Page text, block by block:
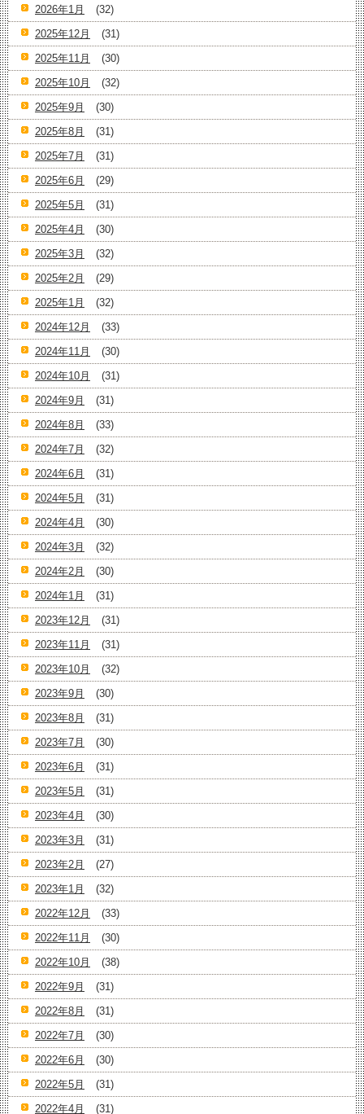
2026年1月
(32)
2025年12月
(31)
2025年11月
(30)
2025年10月
(32)
2025年9月
(30)
2025年8月
(31)
2025年7月
(31)
2025年6月
(29)
2025年5月
(31)
2025年4月
(30)
2025年3月
(32)
2025年2月
(29)
2025年1月
(32)
2024年12月
(33)
2024年11月
(30)
2024年10月
(31)
2024年9月
(31)
2024年8月
(33)
2024年7月
(32)
2024年6月
(31)
2024年5月
(31)
2024年4月
(30)
2024年3月
(32)
2024年2月
(30)
2024年1月
(31)
2023年12月
(31)
2023年11月
(31)
2023年10月
(32)
2023年9月
(30)
2023年8月
(31)
2023年7月
(30)
2023年6月
(31)
2023年5月
(31)
2023年4月
(30)
2023年3月
(31)
2023年2月
(27)
2023年1月
(32)
2022年12月
(33)
2022年11月
(30)
2022年10月
(38)
2022年9月
(31)
2022年8月
(31)
2022年7月
(30)
2022年6月
(30)
2022年5月
(31)
2022年4月
(31)